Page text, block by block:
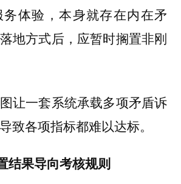
体验，本身就存在内在矛
地方式后，应暂时搁置非刚
让一套系统承载多项矛盾诉
致各项指标都难以达标。
结果导向考核规则